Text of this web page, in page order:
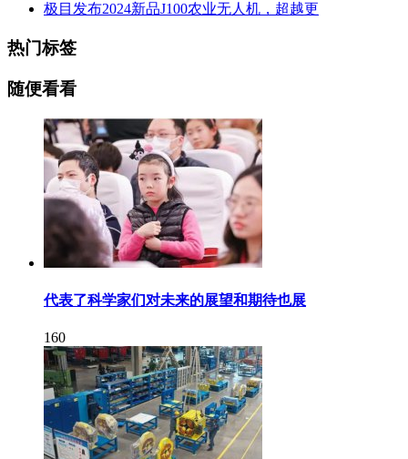
极目发布2024新品J100农业无人机，超越更
热门标签
随便看看
代表了科学家们对未来的展望和期待也展
160